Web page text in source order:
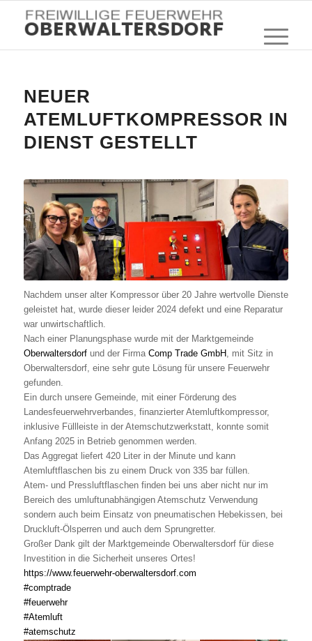
NEUER
ATEMLUFTKOMPRESSOR IN
DIENST GESTELLT
Nachdem unser alter Kompressor über 20 Jahre wertvolle Dienste
geleistet hat, wurde dieser leider 2024 defekt und eine Reparatur
war unwirtschaftlich.
Nach einer Planungsphase wurde mit der Marktgemeinde
Oberwaltersdorfund der Firma Comp Trade GmbH, mit Sitz in
Oberwaltersdorf, eine sehr gute Lösung für unsere Feuerwehr
gefunden.
Ein durch unsere Gemeinde, mit einer Förderung des
Landesfeuerwehrverbandes, finanzierter Atemluftkompressor,
inklusive Füllleiste in der Atemschutzwerkstatt, konnte somit
Anfang 2025 in Betrieb genommen werden.
Das Aggregat liefert 420 Liter in der Minute und kann
Atemluftflaschen bis zu einem Druck von 335 bar füllen.
Atem- und Pressluftflaschen finden bei uns aber nicht nur im
Bereich des umluftunabhängigen Atemschutz Verwendung
sondern auch beim Einsatz von pneumatischen Hebekissen, bei
Druckluft-Ölsperren und auch dem Sprungretter.
Großer Dank gilt der Marktgemeinde Oberwaltersdorf für diese
Investition in die Sicherheit unseres Ortes!
https://www.feuerwehr-oberwaltersdorf.com
#comptrade
#feuerwehr
#Atemluft
#atemschutz